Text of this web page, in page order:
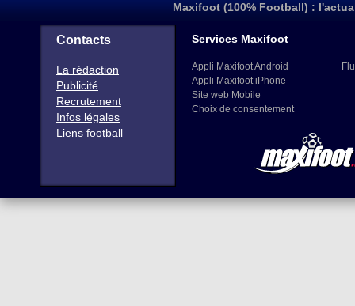
Maxifoot (100% Football) :
Contacts
La rédaction
Publicité
Recrutement
Infos légales
Liens football
Services Maxifoot
Appli Maxifoot Android
Appli Maxifoot iPhone
Site web Mobile
Choix de consentement